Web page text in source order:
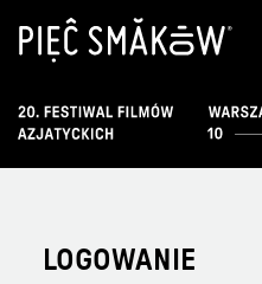
LOGOWANIE